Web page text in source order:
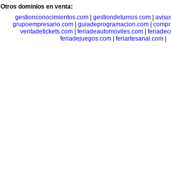
Otros dominios en venta:
gestionconocimientos.com
gestiondeturnos.com
grupoempresario.com| guiadeprogramacion.com|
ventadetickets.com| feriadeautomoviles.com|
feriadejuegos.com
feriartesanal.com